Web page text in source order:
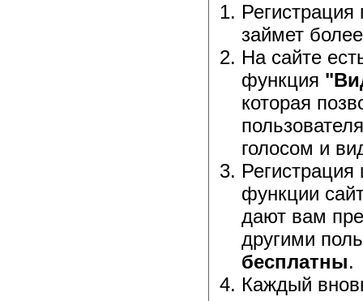
Регистрация
займет
На сайте
функция
которая
голосом и
функции
дают вам
другими
бесплатны.
Каждый